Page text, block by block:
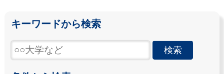
キーワードから検索